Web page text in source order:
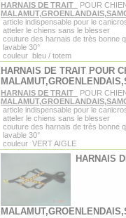
HARNAIS DE TRAIT
POUR
article indispensable pour le
atteler le chiens sans le blesser
couture des harnais de très bonne
lavable 30°
couleur bleu / totem
HARNAIS DE TRAIT POUR
HARNAIS DE TRAIT
POUR
article indispensable pour le
atteler le chiens sans le blesser
couture des harnais de très bonne
lavable 30°
couleur VERT AIGLE
HARNAIS